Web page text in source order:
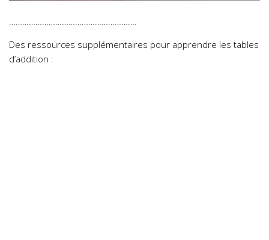
Des ressources supplémentaires pour apprendre les tables
d’addition :